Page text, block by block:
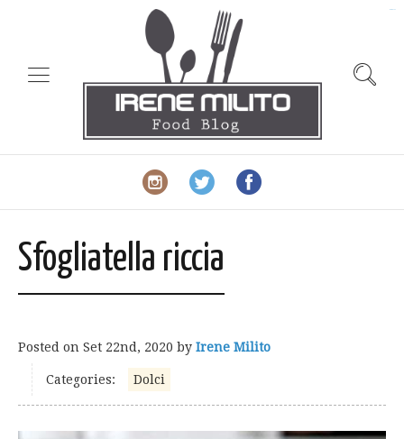
Sfogliatella riccia
Posted on Set 22nd, 2020 by Irene Milito
Categories: Dolci